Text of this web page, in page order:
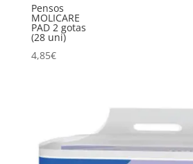
Pensos
MOLICARE
PAD 2 gotas
(28 uni)
4,85€